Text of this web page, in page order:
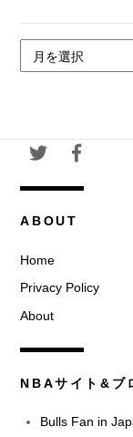
ー
ブ
ABOUT
Home
Privacy Policy
About
NBAサイト&ブ
Bulls Fan in